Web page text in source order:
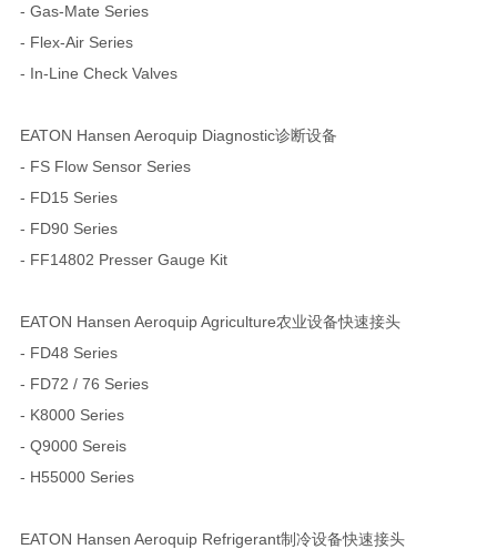
- Gas-Mate Series
- Flex-Air Series
- In-Line Check Valves
EATON Hansen Aeroquip Diagnostic诊断设备
- FS Flow Sensor Series
- FD15 Series
- FD90 Series
- FF14802 Presser Gauge Kit
EATON Hansen Aeroquip Agriculture农业设备快速接头
- FD48 Series
- FD72 / 76 Series
- K8000 Series
- Q9000 Sereis
- H55000 Series
EATON Hansen Aeroquip Refrigerant制冷设备快速接头